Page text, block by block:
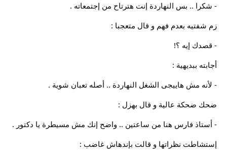
- شكرا .. بس النهاردة إنت هترتاح من إجتمعاته .
زم شفتيه بعدم فهم و قال متعجبا :
- قصدك إيه ؟!
أجابته ببديهية :
- لأنه مش هاييجى الشغل النهاردة .. أصله تعبان شوية .
ضحك ضحكة عالية و قال بهزل :
- أستاذ فارس هنا من ساعتين .. واضح إنك مش مسيطرة يا دكتور .
إستشاطت نظراتها و قالت بإندهاش غاضب :